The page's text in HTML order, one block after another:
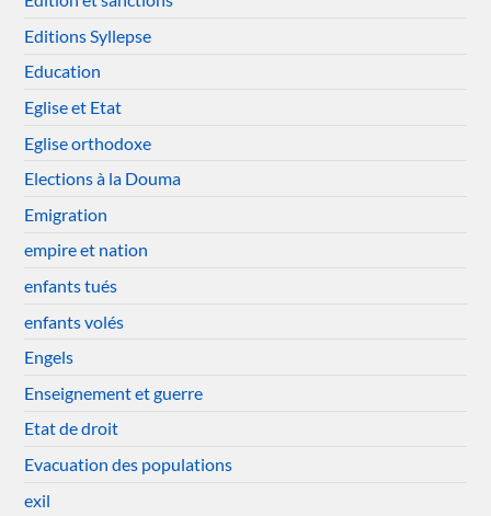
Editions Syllepse
Education
Eglise et Etat
Eglise orthodoxe
Elections à la Douma
Emigration
empire et nation
enfants tués
enfants volés
Engels
Enseignement et guerre
Etat de droit
Evacuation des populations
exil